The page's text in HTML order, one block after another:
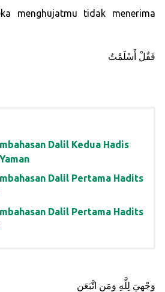
menghujatmu tidak menerima
فَقُلْ أَسْلَمْتُ
Dalil Kedua Hadis
Dalil Pertama Hadits
Dalil Pertama Hadits
وَجْهِيَ لِلَّهِ وَمَنِ اتَّبَعَنِ